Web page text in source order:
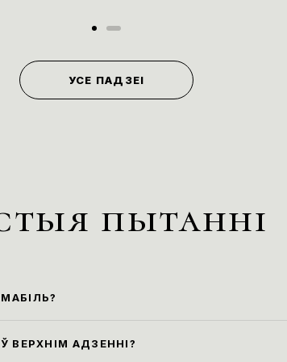
УСЕ ПАДЗЕІ
пытанні
платная)
ВЕРХНІМ АДЗЕННІ?